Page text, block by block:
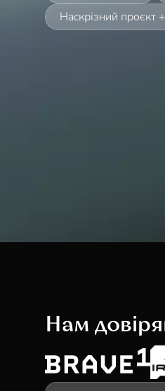
Наскрізний проєкт
Нам